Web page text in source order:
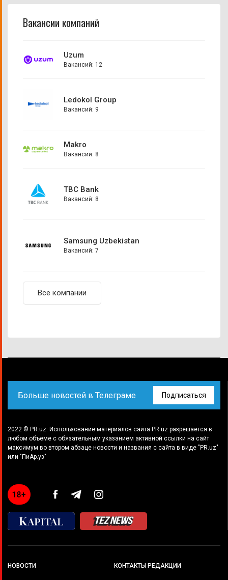
Вакансии компаний
Uzum
Вакансий: 12
Ledokol Group
Вакансий: 9
Makro
Вакансий: 8
TBC Bank
Вакансий: 8
Samsung Uzbekistan
Вакансий: 7
Все компании
Больше новостей в Телеграме Подписаться
2022 © PR.uz. Использование материалов сайта PR.uz разрешается в
любом объеме с обязательным указанием активной ссылки на сайт
максимум во втором абзаце новости и названия с сайта в виде "PR.uz"
или "ПиАр.уз"
НОВОСТИ КОНТАКТЫ РЕДАКЦИИ